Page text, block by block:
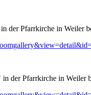
der Pfarrkirche in Weiler
der Pfarrkirche in Weiler